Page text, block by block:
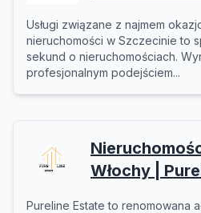
Usługi związane z najmem
nieruchomości w Szczecinie to
sekund o nieruchomościach.
profesjonalnym podejściem...
Włochy |
Pureline Estate to renomowana